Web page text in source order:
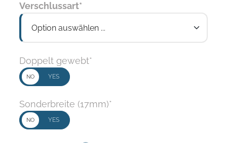
Verschlussart*
Option auswählen ...
Doppelt gewebt*
Sonderbreite (17mm)*